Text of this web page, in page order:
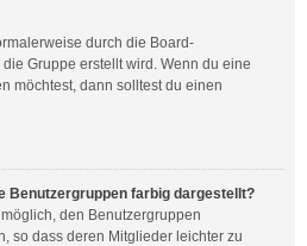
durch die Board-
Gruppe erstellt wird. Wenn du eine
möchtest, dann solltest du einen
Benutzergruppen farbig dargestellt?
den Benutzergruppen
so dass deren Mitglieder leichter zu